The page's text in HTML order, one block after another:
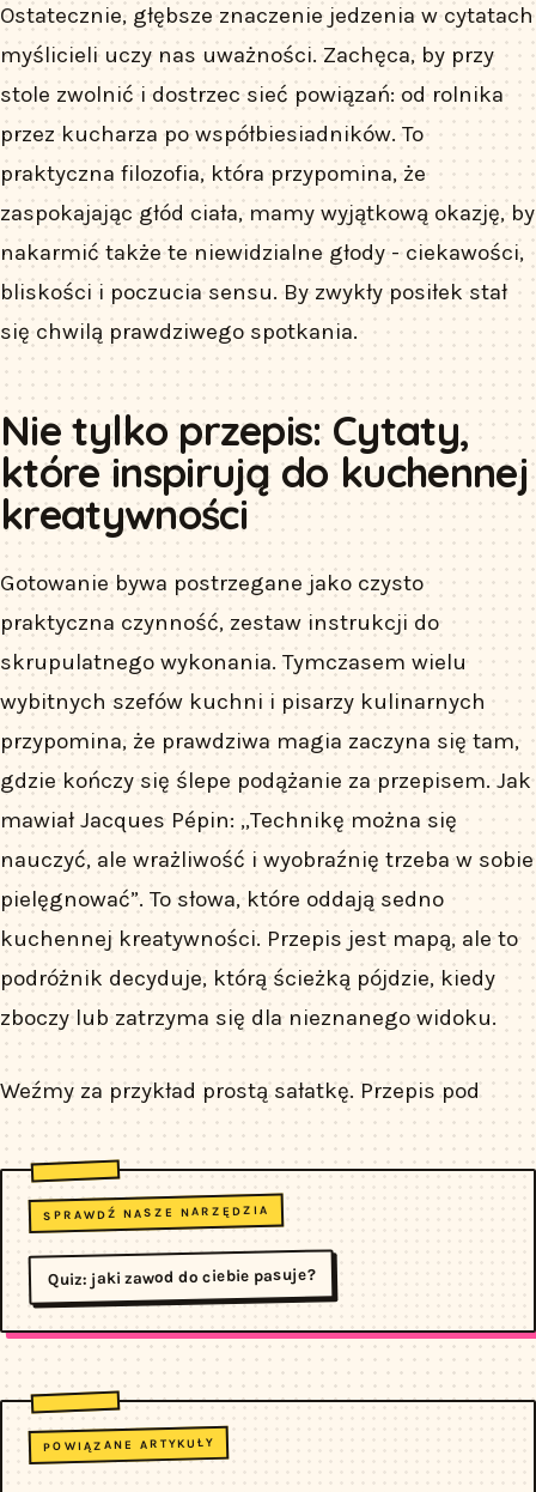
Ostatecznie, głębsze znaczenie jedzenia w cytatach
myślicieli uczy nas uważności. Zachęca, by przy
stole zwolnić i dostrzec sieć powiązań: od rolnika
przez kucharza po współbiesiadników. To
praktyczna filozofia, która przypomina, że
zaspokajając głód ciała, mamy wyjątkową okazję, by
nakarmić także te niewidzialne głody - ciekawości,
bliskości i poczucia sensu. By zwykły posiłek stał
się chwilą prawdziwego spotkania.
Nie tylko przepis: Cytaty,
które inspirują do kuchennej
kreatywności
Gotowanie bywa postrzegane jako czysto
praktyczna czynność, zestaw instrukcji do
skrupulatnego wykonania. Tymczasem wielu
wybitnych szefów kuchni i pisarzy kulinarnych
przypomina, że prawdziwa magia zaczyna się tam,
gdzie kończy się ślepe podążanie za przepisem. Jak
mawiał Jacques Pépin: „Technikę można się
nauczyć, ale wrażliwość i wyobraźnię trzeba w sobie
pielęgnować”. To słowa, które oddają sedno
kuchennej kreatywności. Przepis jest mapą, ale to
podróżnik decyduje, którą ścieżką pójdzie, kiedy
zboczy lub zatrzyma się dla nieznanego widoku.
Weźmy za przykład prostą sałatkę. Przepis pod
SPRAWDŹ NASZE NARZĘDZIA
Quiz: jaki zawod do ciebie pasuje?
POWIĄZANE ARTYKUŁY